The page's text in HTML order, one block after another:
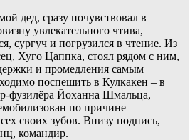
дед, сразу почувствовал в
увлекательного чтива,
сургуч и погрузился в чтение. Из
Хуго Цаппка, стоял рядом с ним,
и промедления самым
поспешить в Кулкакен – в
фузилёра Йоханна Шмальца,
по причине
своих зубов. Внизу подпись,
командир.